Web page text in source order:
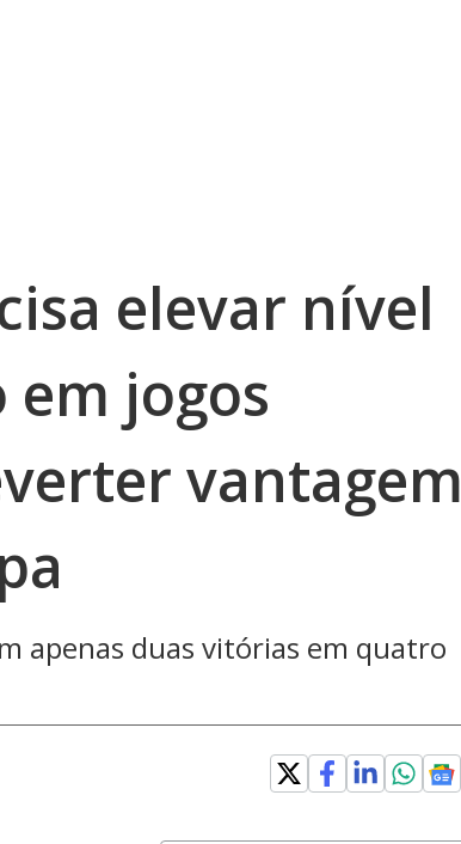
elevar nível
em jogos
vantagem
apenas duas vitórias em quatro